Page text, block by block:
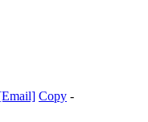
Copy -